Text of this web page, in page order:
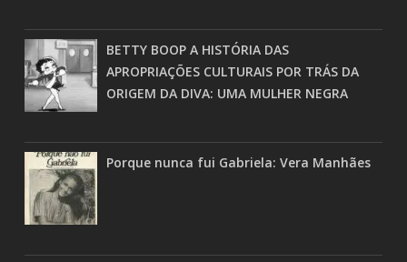
BETTY BOOP A HISTÓRIA DAS
APROPRIAÇÕES CULTURAIS POR TRÁS DA
ORIGEM DA DIVA: UMA MULHER NEGRA
Porque nunca fui Gabriela: Vera Manhães